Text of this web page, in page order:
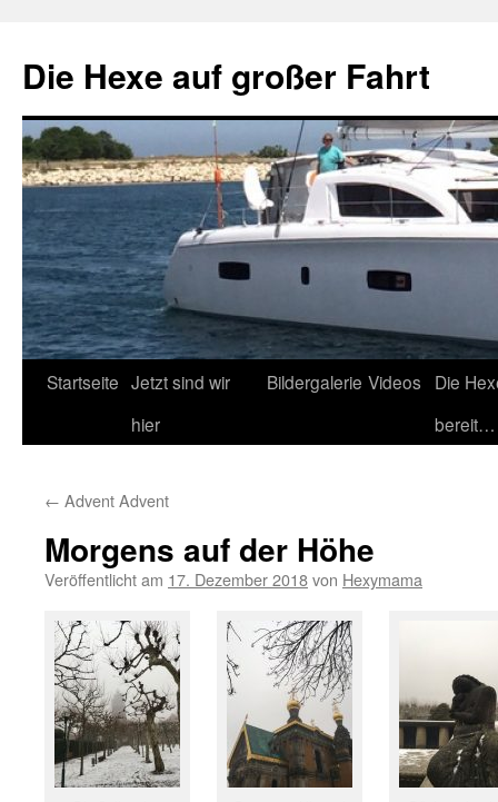
springen
Die Hexe auf großer Fahrt
Startseite Jetzt sind wir
hier
Bildergalerie Videos
Die
bereit…
← Advent Advent
Morgens auf der Höhe
Veröffentlicht am 17. Dezember 2018von Hexymama